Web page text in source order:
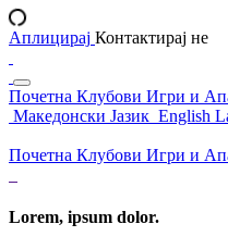
Аплицирај Контактирај не
Почетна Клубови Игри и
Македонски Јазик English
Почетна Клубови Игри и
Lorem, ipsum dolor.